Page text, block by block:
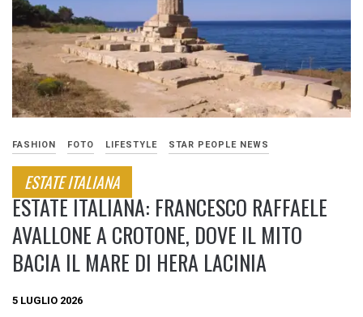
FASHION FOTO LIFESTYLE STAR PEOPLE NEWS
ESTATE ITALIANA
ESTATE ITALIANA: FRANCESCO RAFFAELE
AVALLONE A CROTONE, DOVE IL MITO
BACIA IL MARE DI HERA LACINIA
5 LUGLIO 2026